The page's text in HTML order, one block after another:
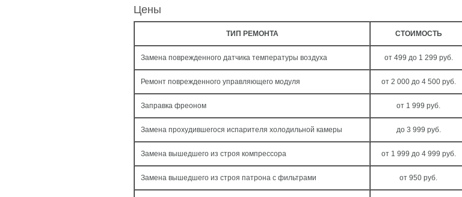
Цены
ТИП РЕМОНТА СТОИМОСТЬ
Замена поврежденного датчика температуры воздуха от 499 до 1 299 руб.
Ремонт поврежденного управляющего модуля от 2 000 до 4 500 руб.
Заправка фреоном от 1 999 руб.
Замена прохудившегося испарителя холодильной камеры до 3 999 руб.
Замена вышедшего из строя компрессора от 1 999 до 4 999 руб.
Замена вышедшего из строя патрона с фильтрами от 950 руб.